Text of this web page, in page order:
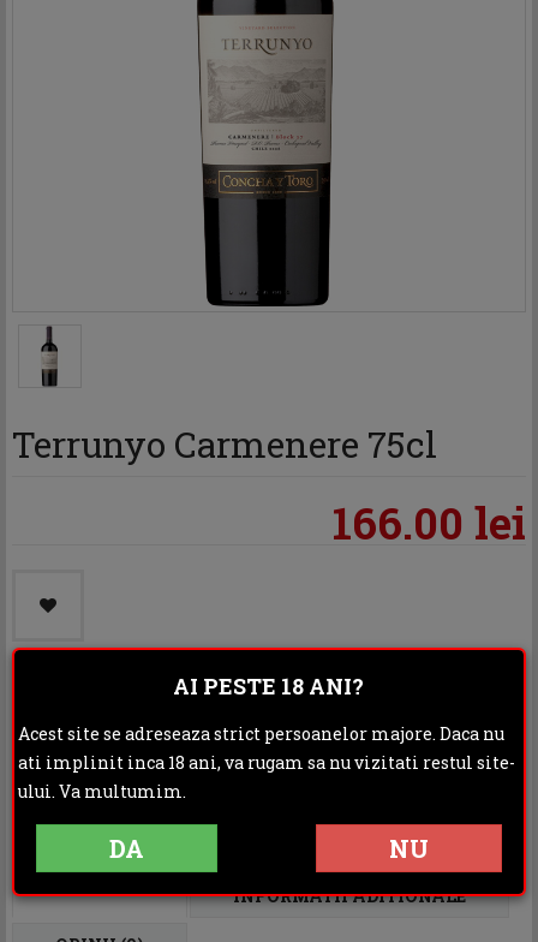
Terrunyo Carmenere 75cl
166.00 lei
Categoria: Vinuri
Distribuie:
Rating:
DESCRIERE INFORMATII ADITIONALE
AI PESTE 18 ANI?
Acest site se adreseaza strict persoanelor majore. Daca nu
ati implinit inca 18 ani, va rugam sa nu vizitati restul site-
ului. Va multumim.
DA NU